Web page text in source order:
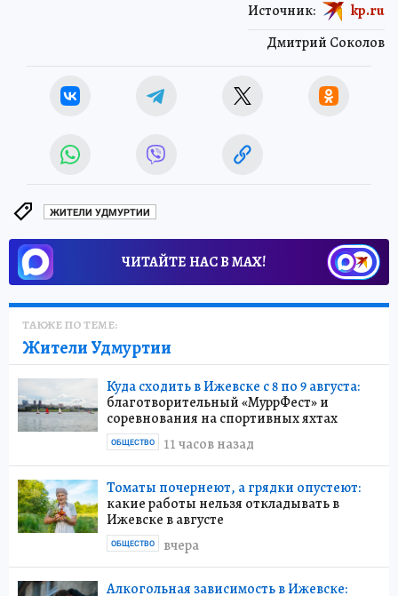
Дмитрий Соколов
Источник: kp.ru
ЖИТЕЛИ УДМУРТИИ
ЧИТАЙТЕ НАС В МАХ!
ТАКЖЕ ПО ТЕМЕ:
Жители Удмуртии
Куда сходить в Ижевске с 8 по 9 августа:
благотворительный «МуррФест» и
соревнования на спортивных яхтах
11 часов назад
ОБЩЕСТВО
Томаты почернеют, а грядки опустеют:
какие работы нельзя откладывать в
Ижевске в августе
вчера
ОБЩЕСТВО
Алкогольная зависимость в Ижевске: